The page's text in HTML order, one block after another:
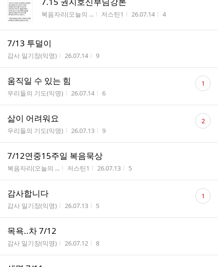
게시판명
복음자리(오늘의 ... 작성자
저스틴1 작성시간
26.07.14 조회수
4
7/13 투덜이
게시판명
감사 일기장(익명) 작성시간
26.07.14 조회수
9
움직일 수 있는 힘
게시판명
우리들의 기도(익명) 작성시간
26.07.14 조회수
6
댓
글 1
삶이 어려워요
게시판명
우리들의 기도(익명) 작성시간
26.07.13 조회수
9
댓
글 2
7/12연중15주일 복음묵상
게시판명
복음자리(오늘의 ... 작성자
저스틴1 작성시간
26.07.13 조회수
5
감사합니다
게시판명
감사 일기장(익명) 작성시간
26.07.13 조회수
5
댓
글 1
목욕..차 7/12
게시판명
감사 일기장(익명) 작성시간
26.07.12 조회수
8